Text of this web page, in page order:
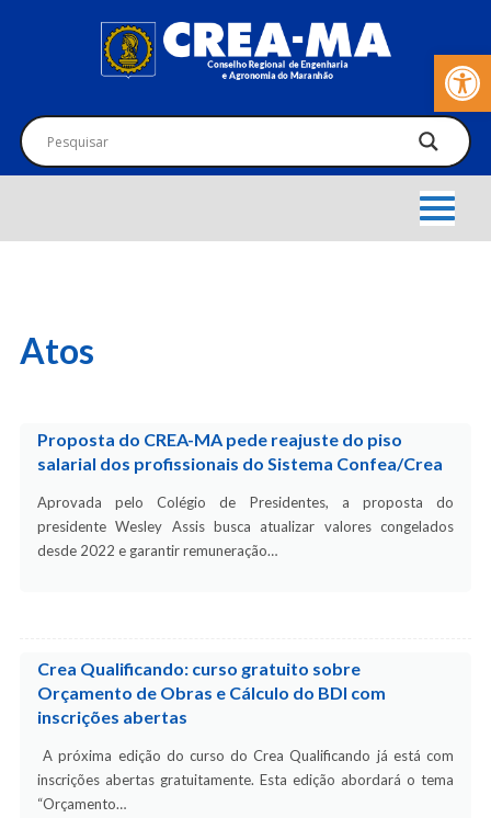
Barra de
Atos
Proposta do CREA-MA pede reajuste do piso
salarial dos profissionais do Sistema Confea/Crea
Aprovada pelo Colégio de Presidentes, a proposta do
presidente Wesley Assis busca atualizar valores congelados
desde 2022 e garantir remuneração…
Crea Qualificando: curso gratuito sobre
Orçamento de Obras e Cálculo do BDI com
inscrições abertas
A próxima edição do curso do Crea Qualificando já está com
inscrições abertas gratuitamente. Esta edição abordará o tema
“Orçamento…